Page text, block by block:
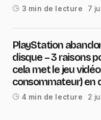
3 min de lecture 7
PlayStation
disque – 3 raisons
cela met le jeu
consommateur) en
4 min de lecture 2